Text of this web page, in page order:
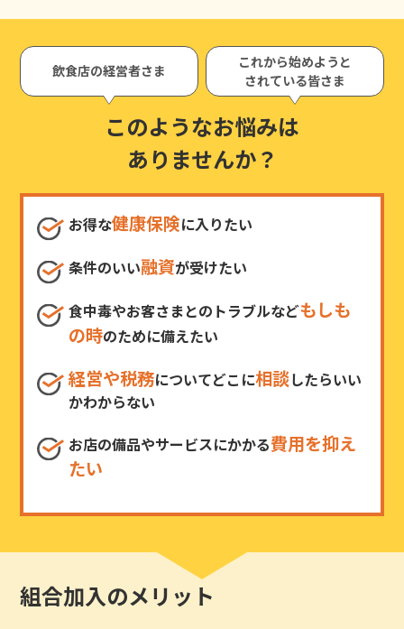
飲食店の経営者さま
これから始めようと
されている皆さま
このようなお悩みは
ありませんか？
お得な健康保険に入りたい
条件のいい融資が受けたい
食中毒やお客さまとのトラブルなどもしも
の時のために備えたい
経営や税務についてどこに相談したらいい
かわからない
お店の備品やサービスにかかる費用を抑え
たい
組合加入のメリット